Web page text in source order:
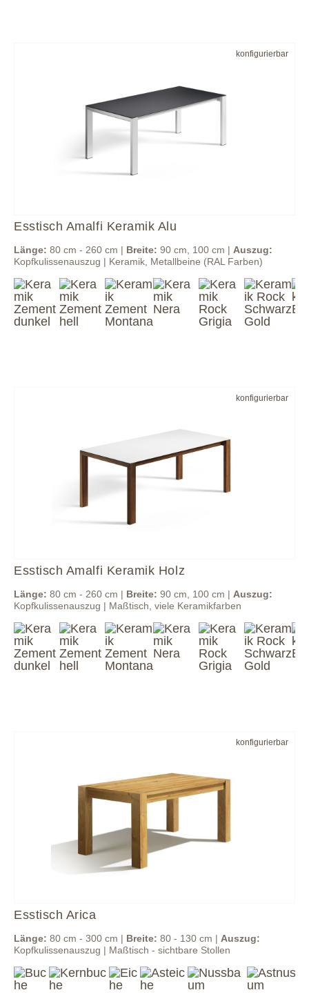
konfigurierbar
Esstisch Amalfi Keramik Alu
Länge: 80 cm - 260 cm | Breite: 90 cm, 100 cm | Auszug:
Kopfkulissenauszug | Keramik, Metallbeine (RAL Farben)
konfigurierbar
Esstisch Amalfi Keramik Holz
Länge: 80 cm - 260 cm | Breite: 90 cm, 100 cm | Auszug:
Kopfkulissenauszug | Maßtisch, viele Keramikfarben
konfigurierbar
Esstisch Arica
Länge: 80 cm - 300 cm | Breite: 80 - 130 cm | Auszug:
Kopfkulissenauszug | Maßtisch - sichtbare Stollen